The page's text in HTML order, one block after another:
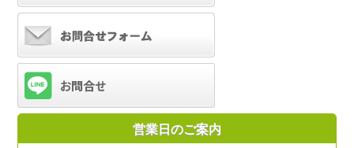
営業日のご案内